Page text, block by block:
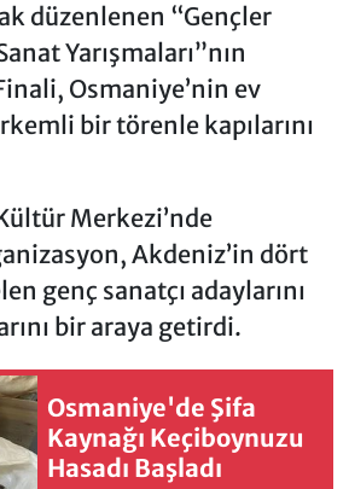
düzenlenen “Gençler
Yarışmaları”nın
Osmaniye’nin ev
bir törenle kapılarını
Merkezi’nde
Akdeniz’in dört
genç sanatçı adaylarını
bir araya getirdi.
Osmaniye'de Şifa
Kaynağı Keçiboynuzu
Hasadı Başladı